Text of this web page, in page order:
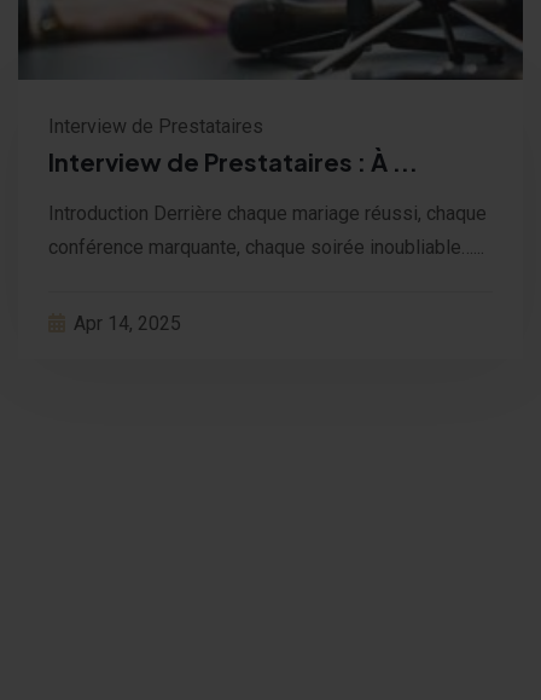
Interview de Prestataires
Interview de Prestataires : À ...
Introduction Derrière chaque mariage réussi, chaque
conférence marquante, chaque soirée inoubliable…...
Apr 14, 2025